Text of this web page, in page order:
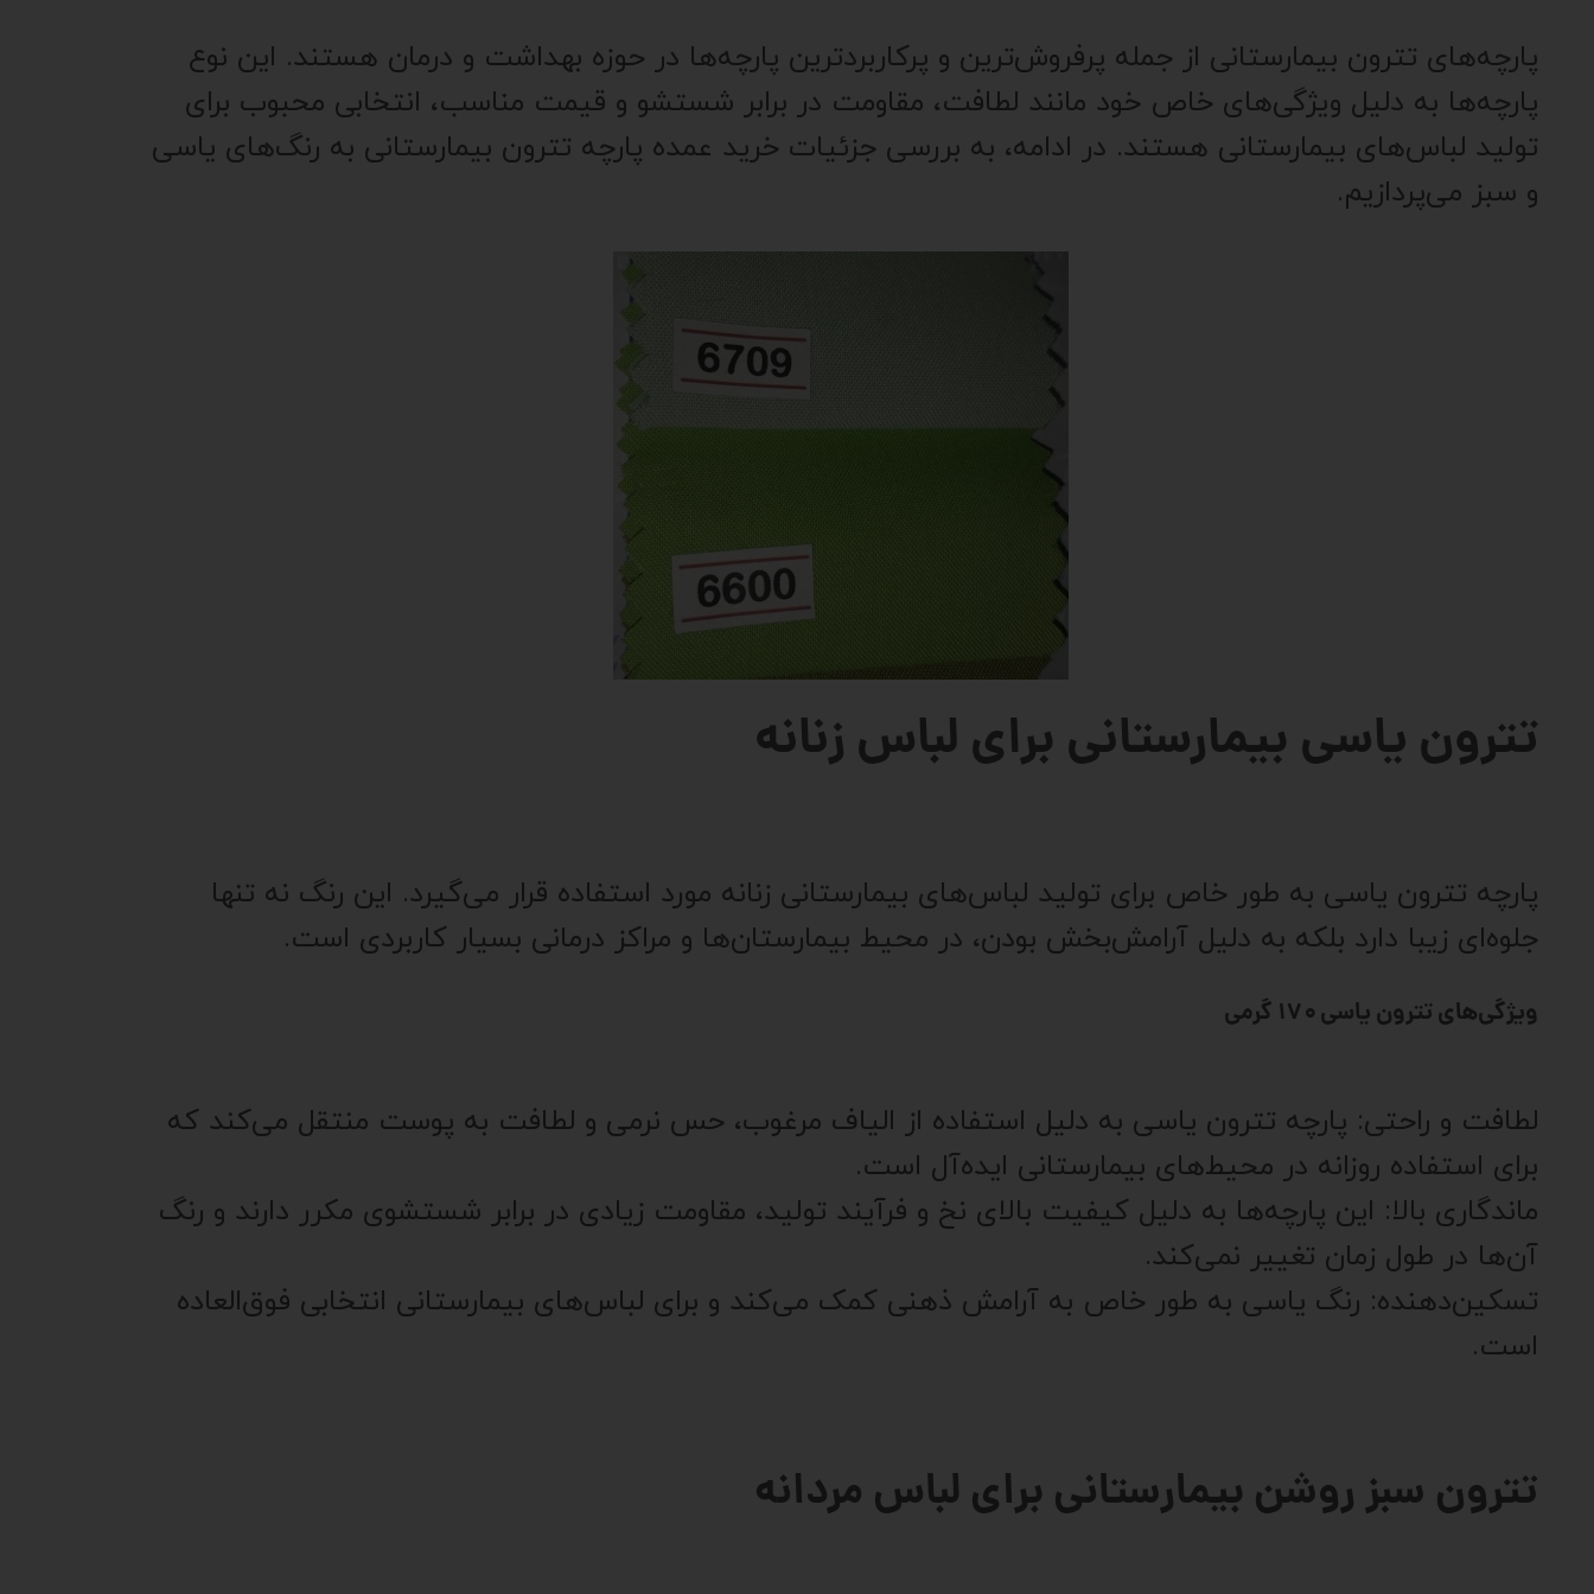
پارچه‌های تترون بیمارستانی از جمله پرفروش‌ترین و پرکاربردترین پارچه‌ها در حوزه بهداشت و درمان هستند. این نوع
پارچه‌ها به دلیل ویژگی‌های خاص خود مانند لطافت، مقاومت در برابر شستشو و قیمت مناسب، انتخابی محبوب برای
تولید لباس‌های بیمارستانی هستند. در ادامه، به بررسی جزئیات خرید عمده پارچه تترون بیمارستانی به رنگ‌های یاسی
و سبز می‌پردازیم.
تترون یاسی بیمارستانی برای لباس زنانه
پارچه تترون یاسی به طور خاص برای تولید لباس‌های بیمارستانی زنانه مورد استفاده قرار می‌گیرد. این رنگ نه تنها
جلوه‌ای زیبا دارد بلکه به دلیل آرامش‌بخش بودن، در محیط بیمارستان‌ها و مراکز درمانی بسیار کاربردی است.
ویژگی‌های تترون یاسی ۱۷۰ گرمی
لطافت و راحتی: پارچه تترون یاسی به دلیل استفاده از الیاف مرغوب، حس نرمی و لطافت به پوست منتقل می‌کند که
برای استفاده روزانه در محیط‌های بیمارستانی ایده‌آل است.
ماندگاری بالا: این پارچه‌ها به دلیل کیفیت بالای نخ و فرآیند تولید، مقاومت زیادی در برابر شستشوی مکرر دارند و رنگ
آن‌ها در طول زمان تغییر نمی‌کند.
تسکین‌دهنده: رنگ یاسی به طور خاص به آرامش ذهنی کمک می‌کند و برای لباس‌های بیمارستانی انتخابی فوق‌العاده
است.
تترون سبز روشن بیمارستانی برای لباس مردانه